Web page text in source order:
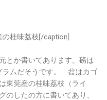
の桂味荔枝[/caption]
とか書いてあります。磅は
ラムだそうです。 盆はカゴ
東莞産の桂味荔枝（ライ
のしたの方に書いてあり、